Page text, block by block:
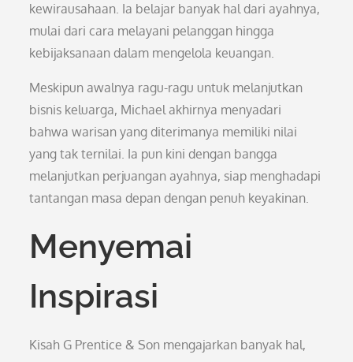
kewirausahaan. Ia belajar banyak hal dari ayahnya,
mulai dari cara melayani pelanggan hingga
kebijaksanaan dalam mengelola keuangan.
Meskipun awalnya ragu-ragu untuk melanjutkan
bisnis keluarga, Michael akhirnya menyadari
bahwa warisan yang diterimanya memiliki nilai
yang tak ternilai. Ia pun kini dengan bangga
melanjutkan perjuangan ayahnya, siap menghadapi
tantangan masa depan dengan penuh keyakinan.
Menyemai
Inspirasi
Kisah G Prentice & Son mengajarkan banyak hal,